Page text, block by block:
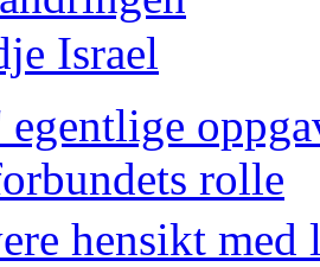
Israel
egentlige
rolle
hensikt med